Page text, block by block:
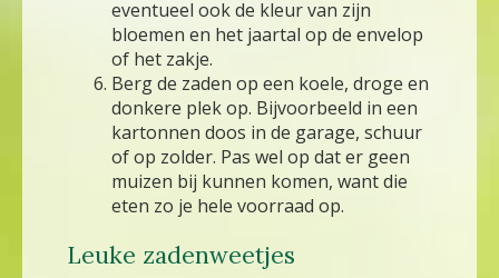
eventueel ook de kleur van zijn
bloemen en het jaartal op de envelop
of het zakje.
Berg de zaden op een koele, droge en
donkere plek op. Bijvoorbeeld in een
kartonnen doos in de garage, schuur
of op zolder. Pas wel op dat er geen
muizen bij kunnen komen, want die
eten zo je hele voorraad op.
Leuke zadenweetjes